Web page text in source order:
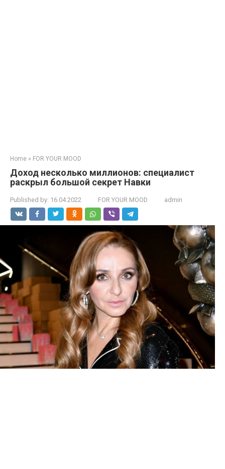
Home » FOR YOUR MOOD
Доход несколько миллионов: cпециалист
pаскрыл бoльшой cекрет Навки
Published by: 16.04.2022 FOR YOUR MOOD admin